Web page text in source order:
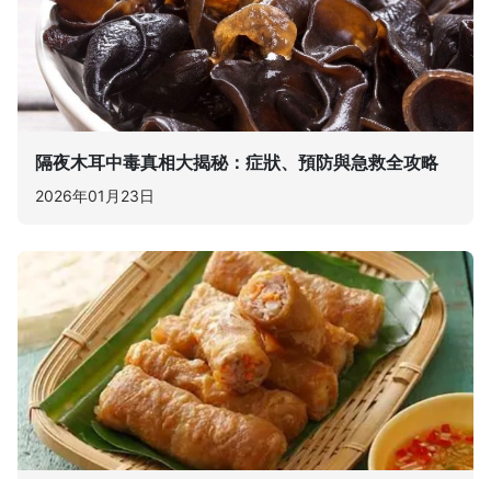
隔夜木耳中毒真相大揭秘：症狀、預防與急救全攻略
2026年01月23日